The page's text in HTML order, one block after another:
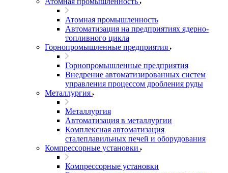
Атомная промышленность
Автоматизация на предприятиях ядерно-
топливного цикла
Горнопромышленные предприятия
Горнопромышленные предприятия
Внедрение автоматизированных систем
управления процессом дробления руды
Металлургия
Металлургия
Автоматизация в металлургии
Комплексная автоматизация
сталеплавильных печей и оборудования
Компрессорные установки
Компрессорные установки